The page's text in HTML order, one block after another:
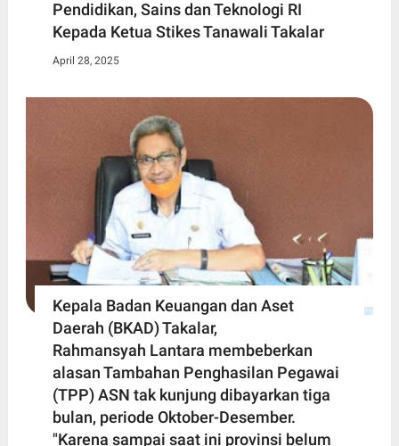
Pendidikan, Sains dan Teknologi RI
Kepada Ketua Stikes Tanawali Takalar
April 28, 2025
Kepala Badan Keuangan dan Aset
Daerah (BKAD) Takalar,
Rahmansyah Lantara membeberkan
alasan Tambahan Penghasilan Pegawai
(TPP) ASN tak kunjung dibayarkan tiga
bulan, periode Oktober-Desember.
"Karena sampai saat ini provinsi belum